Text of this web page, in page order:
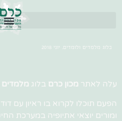
בלוג מלמדים ולומדים, יוני 2018
עלה לאתר מכון כרם בלוג מלמדים
הפעם תוכלו לקרוא בו ראיון עם
ומורים יוצאי אתיופיה במערכת